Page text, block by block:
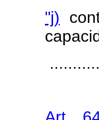
"j)